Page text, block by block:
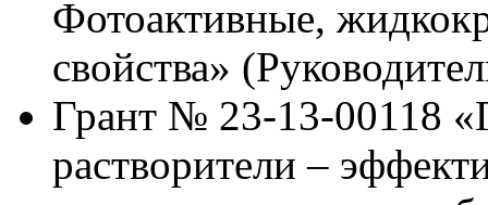
Фотоактивные,
свойства»
Грант № 23-13-00118
растворители –